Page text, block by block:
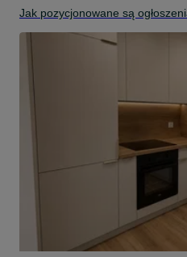
Jak pozycjonowane są